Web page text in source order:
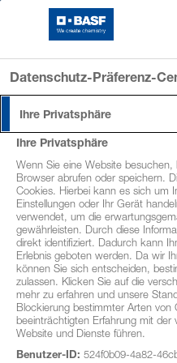
FarmersClub – Ihr
Datenschutz-Präferenz-
Ihre Privatsphäre
Ihre Privatsphäre
Wenn Sie eine Website
Browser abrufen oder speichern.
Cookies. Hierbei kann es sich um
Einstellungen oder Ihr Gerät
verwendet, um die
gewährleisten. Durch diese
direkt identifiziert. Dadurch kann
Erlebnis geboten werden. Da wir
können Sie sich entscheiden,
zulassen. Klicken Sie auf die
mehr zu erfahren und unsere
Blockierung bestimmter Arten von
beeinträchtigten Erfahrung mit der
Website und Dienste führen.
Benutzer-ID: 524f0b09-4a82-